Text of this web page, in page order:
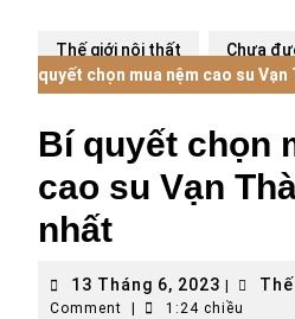
Thế giới nội thất Chưa
quyết chọn mua nệm cao su Vạn
Bí quyết chọn
cao su Vạn
nhất
13 Tháng 6, 2023 13
Tháng
Comment
1:24 chiều